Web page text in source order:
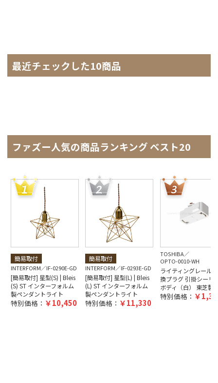
最近チェックした10商品
ファズー人気の商品ランキング ベスト20
簡易取付
INTERFORM IF-0290E-GD
[簡易取付] 星型(S) | Bleis
(S) ST インターフォルム
製ペンダントライト
特別価格： 10,450
簡易取付
INTERFORM IF-0293E-GD
[簡易取付] 星型(L) | Bleis
(L) ST インターフォルム
製ペンダントライト
特別価格： 11,330
TOSHIBA
OPTO-0010-WH
ライティングレール
換プラグ 引掛シーリ
ボディ（白） 東芝製
特別価格：